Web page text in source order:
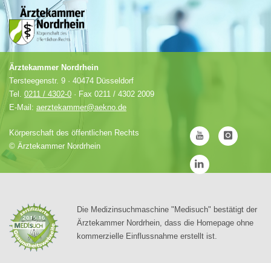
Ärztekammer Nordrhein
Tersteegenstr. 9 · 40474 Düsseldorf
Tel. 0211 / 4302-0 · Fax 0211 / 4302 2009
E-Mail: aerztekammer@aekno.de
Körperschaft des öffentlichen Rechts
© Ärztekammer Nordrhein
Die Medizinsuchmaschine "Medisuch" bestätigt der
Ärztekammer Nordrhein, dass die Homepage ohne
kommerzielle Einflussnahme erstellt ist.